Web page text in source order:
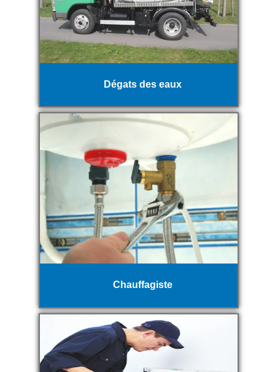
Dégats des eaux
Chauffagiste